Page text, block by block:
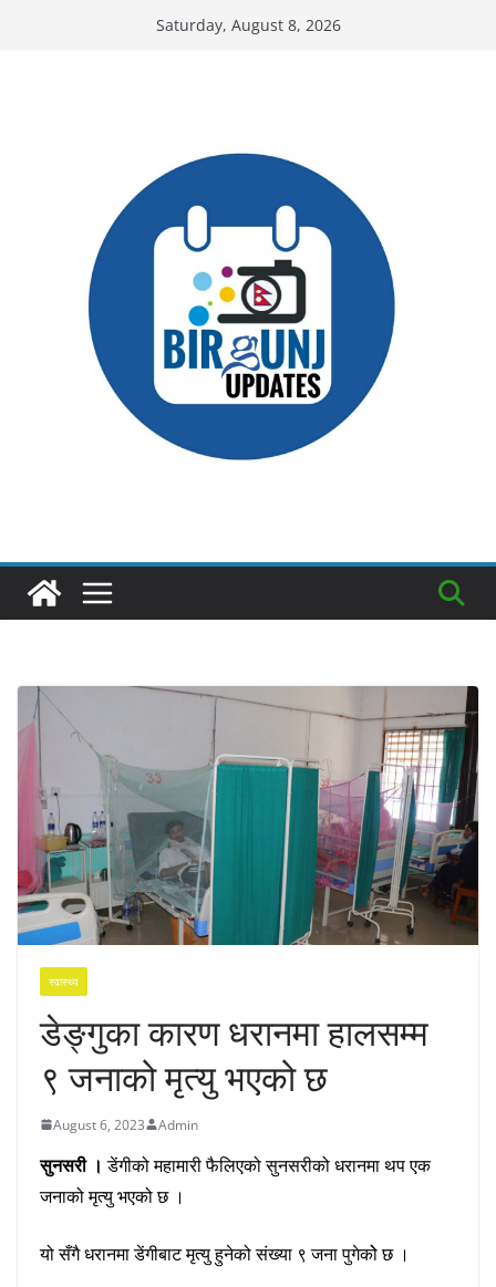
Saturday, August 8, 2026
स्वास्थ्य
डेङ्गुका कारण धरानमा हालसम्म
९ जनाको मृत्यु भएको छ
August 6, 2023 Admin
सुनसरी । डेंगीको महामारी फैलिएको सुनसरीको धरानमा थप एक
जनाको मृत्यु भएको छ ।
यो सँगै धरानमा डेंगीबाट मृत्यु हुनेको संख्या ९ जना पुगेकोे छ ।